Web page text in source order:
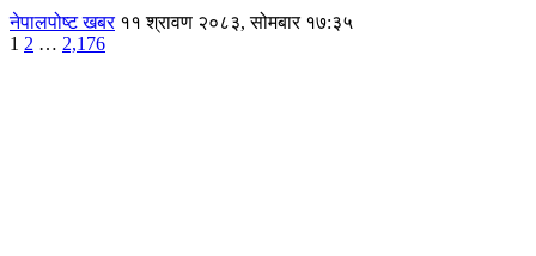
नेपालपोष्ट खबर ११ श्रावण २०८३, सोमबार १७:३५
Posts
1 2 … 2,176